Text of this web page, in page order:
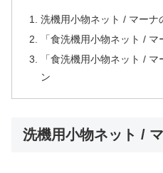
洗機用小物ネット / マーナ
「食洗機用小物ネット /
「食洗機用小物ネット /
ン
洗機用小物ネット /